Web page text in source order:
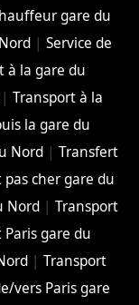
gare du
|Service de
à la gare du
Transport à la
la gare du
Nord| Transfert
pas cher gare du
Nord |Transport
gare du
|Transport
vers Paris gare